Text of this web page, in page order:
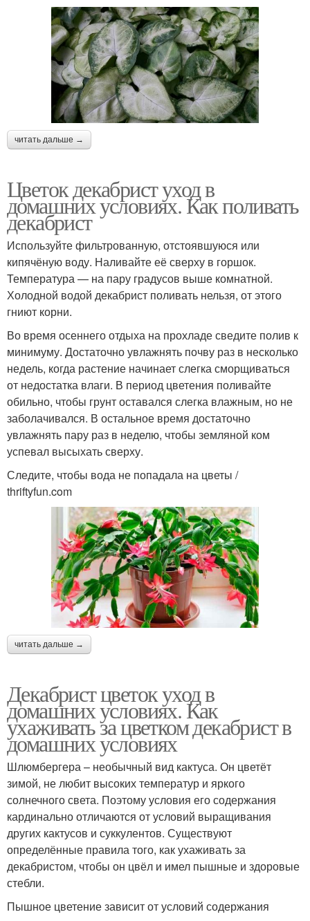
читать дальше →
Цветок декабрист уход в
домашних условиях. Как поливать
декабрист
Используйте фильтрованную, отстоявшуюся или
кипячёную воду. Наливайте её сверху в горшок.
Температура — на пару градусов выше комнатной.
Холодной водой декабрист поливать нельзя, от этого
гниют корни.
Во время осеннего отдыха на прохладе сведите полив к
минимуму. Достаточно увлажнять почву раз в несколько
недель, когда растение начинает слегка сморщиваться
от недостатка влаги. В период цветения поливайте
обильно, чтобы грунт оставался слегка влажным, но не
заболачивался. В остальное время достаточно
увлажнять пару раз в неделю, чтобы земляной ком
успевал высыхать сверху.
Следите, чтобы вода не попадала на цветы /
thriftyfun.com
читать дальше →
Декабрист цветок уход в
домашних условиях. Как
ухаживать за цветком декабрист в
домашних условиях
Шлюмбергера – необычный вид кактуса. Он цветёт
зимой, не любит высоких температур и яркого
солнечного света. Поэтому условия его содержания
кардинально отличаются от условий выращивания
других кактусов и суккулентов. Существуют
определённые правила того, как ухаживать за
декабристом, чтобы он цвёл и имел пышные и здоровые
стебли.
Пышное цветение зависит от условий содержания